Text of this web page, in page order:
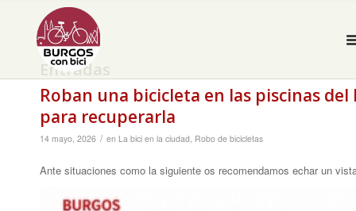
Entradas
Roban una bicicleta en las piscinas
para recuperarla
14 mayo, 2026 / en La bici en la ciudad, Robo de bicicletas
Ante situaciones como la siguiente os recomendamos echar un